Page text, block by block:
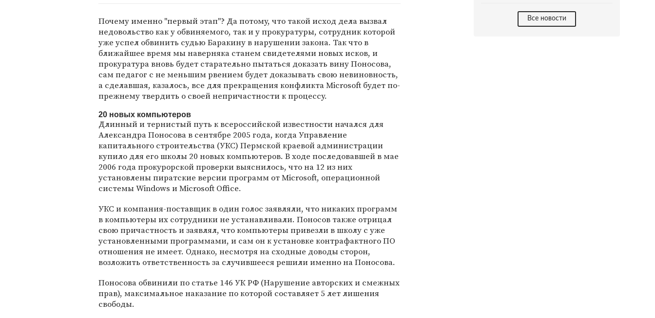
Почему именно "первый этап"? Да потому, что такой исход дела вызвал
недовольство как у обвиняемого, так и у прокуратуры, сотрудник которой
уже успел обвинить судью Баракину в нарушении закона. Так что в
ближайшее время мы наверняка станем свидетелями новых исков, и
прокуратура вновь будет старательно пытаться доказать вину Поносова,
сам педагог с не меньшим рвением будет доказывать свою невиновность,
а сделавшая, казалось, все для прекращения конфликта Microsoft будет по-
прежнему твердить о своей непричастности к процессу.
20 новых компьютеров
Длинный и тернистый путь к всероссийской известности начался для
Александра Поносова в сентябре 2005 года, когда Управление
капитального строительства (УКС) Пермской краевой администрации
купило для его школы 20 новых компьютеров. В ходе последовавшей в мае
2006 года прокурорской проверки выяснилось, что на 12 из них
установлены пиратские версии программ от Microsoft, операционной
системы Windows и Microsoft Office.
УКС и компания-поставщик в один голос заявляли, что никаких программ
в компьютеры их сотрудники не устанавливали. Поносов также отрицал
свою причастность и заявлял, что компьютеры привезли в школу с уже
установленными программами, и сам он к установке контрафактного ПО
отношения не имеет. Однако, несмотря на сходные доводы сторон,
возложить ответственность за случившееся решили именно на Поносова.
Поносова обвинили по статье 146 УК РФ (Нарушение авторских и смежных
прав), максимальное наказание по которой составляет 5 лет лишения
свободы.
Все новости